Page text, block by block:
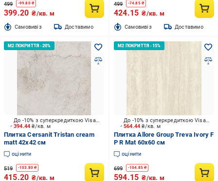
499 -99.80₴
399.20 ₴/кв. м
Cамовивіз Доставимо
499 -74.85₴
424.15 ₴/кв. м
Cамовивіз Доставимо
394.44₴/кв. м
До -10% з суперкредиткою Visa Вигода
Плитка Cersanit Tristan cream
matt 42x42 см
оцінити
519 -103.80 ₴
415.20 ₴/кв. м
564.44₴/кв. м
До -10% з суперкредиткою Visa Вигода
Плитка Allore Group Treva Ivory F
P R Mat 60х60 см
оцінити
699 -104.85₴
594.15 ₴/кв. м